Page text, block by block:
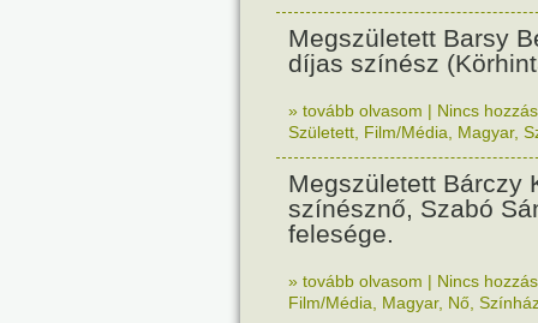
Megszületett Barsy
díjas színész
» tovább olvasom | Nincs
Született Film/Média Magyar,
Megszületett Bárczy
színésznő, Szabó
felesége.
» tovább olvasom | Nincs
Film/Média
Magyar, Nő